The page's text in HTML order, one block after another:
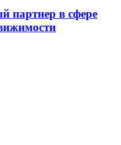
партнер в сфере